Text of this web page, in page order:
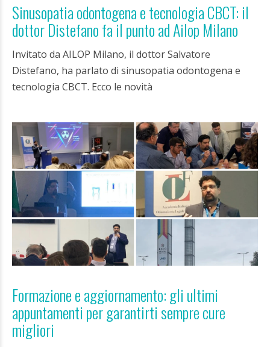
Sinusopatia odontogena e tecnologia CBCT: il
dottor Distefano fa il punto ad Ailop Milano
Invitato da AILOP Milano, il dottor Salvatore
Distefano, ha parlato di sinusopatia odontogena e
tecnologia CBCT. Ecco le novità
Formazione e aggiornamento: gli ultimi
appuntamenti per garantirti sempre cure
migliori